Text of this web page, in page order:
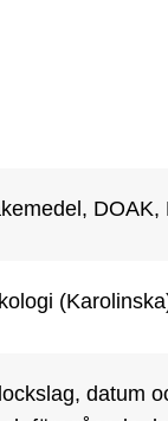
DOAK,
datum